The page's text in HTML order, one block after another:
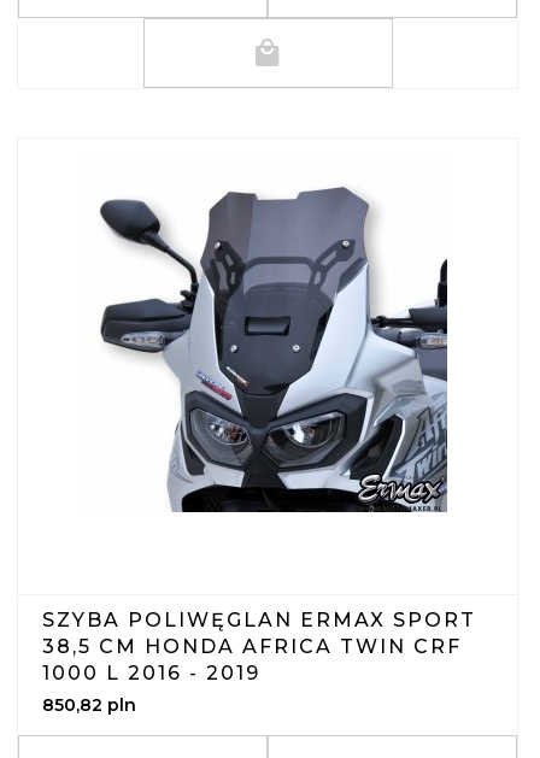
SZYBA POLIWĘGLAN ERMAX SPORT
38,5 CM HONDA AFRICA TWIN CRF
1000 L 2016 - 2019
850,82 pln